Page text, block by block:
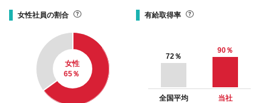
女性社員の割合
女性
65％
有給取得率
72 ％
90％
全国平均 当社